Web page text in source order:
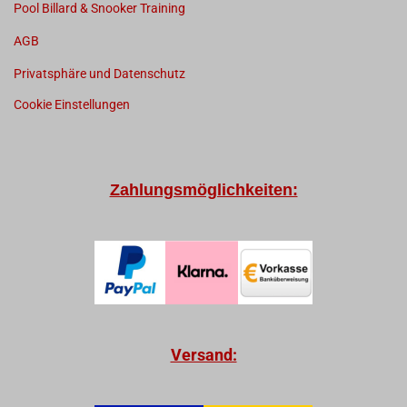
Pool Billard & Snooker Training
AGB
Privatsphäre und Datenschutz
Cookie Einstellungen
Zahlungsmöglichkeiten:
Versand: